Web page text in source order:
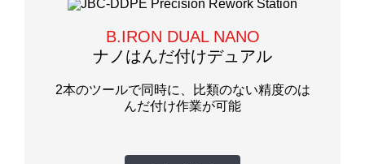
B.IRON DUAL NANO
ナノはんだ付けデュアル
2本のツールで同時に、比類のない精度のは
んだ付け作業が可能